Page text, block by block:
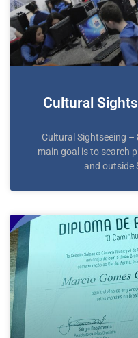
Cultural
Cultural Sightseeing –
main goal is to search
and outside